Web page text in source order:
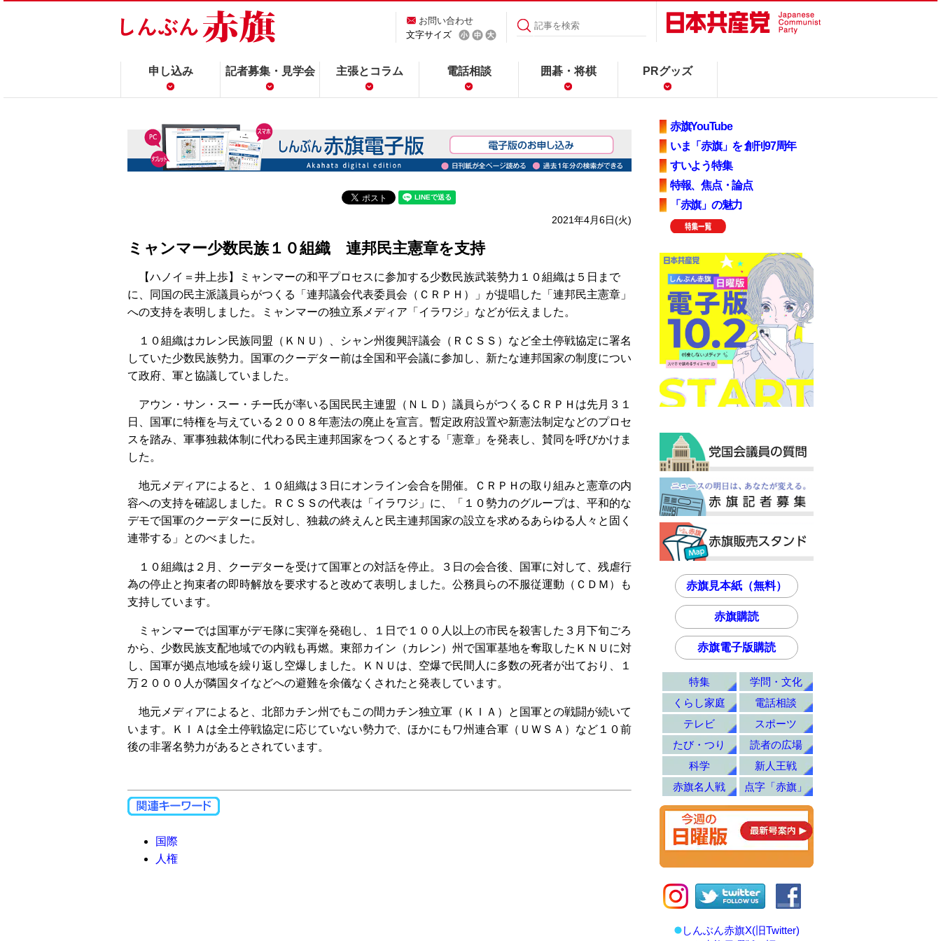
お問い合わせ
文字サイズ
申し込み 記者募集・見学会 主張とコラム 電話相談 囲碁・将棋 PRグッズ
2021年4月6日(火)
ミャンマー少数民族１０組織 連邦民主憲章を支持
【ハノイ＝井上歩】ミャンマーの和平プロセスに参加する少数民族武装勢力１０組織は５日まで
に、同国の民主派議員らがつくる「連邦議会代表委員会（ＣＲＰＨ）」が提唱した「連邦民主憲章」
への支持を表明しました。ミャンマーの独立系メディア「イラワジ」などが伝えました。
１０組織はカレン民族同盟（ＫＮＵ）、シャン州復興評議会（ＲＣＳＳ）など全土停戦協定に署名
していた少数民族勢力。国軍のクーデター前は全国和平会議に参加し、新たな連邦国家の制度につい
て政府、軍と協議していました。
アウン・サン・スー・チー氏が率いる国民民主連盟（ＮＬＤ）議員らがつくるＣＲＰＨは先月３１
日、国軍に特権を与えている２００８年憲法の廃止を宣言。暫定政府設置や新憲法制定などのプロセ
スを踏み、軍事独裁体制に代わる民主連邦国家をつくるとする「憲章」を発表し、賛同を呼びかけま
した。
地元メディアによると、１０組織は３日にオンライン会合を開催。ＣＲＰＨの取り組みと憲章の内
容への支持を確認しました。ＲＣＳＳの代表は「イラワジ」に、「１０勢力のグループは、平和的な
デモで国軍のクーデターに反対し、独裁の終えんと民主連邦国家の設立を求めるあらゆる人々と固く
連帯する」とのべました。
１０組織は２月、クーデターを受けて国軍との対話を停止。３日の会合後、国軍に対して、残虐行
為の停止と拘束者の即時解放を要求すると改めて表明しました。公務員らの不服従運動（ＣＤＭ）も
支持しています。
ミャンマーでは国軍がデモ隊に実弾を発砲し、１日で１００人以上の市民を殺害した３月下旬ごろ
から、少数民族支配地域での内戦も再燃。東部カイン（カレン）州で国軍基地を奪取したＫＮＵに対
し、国軍が拠点地域を繰り返し空爆しました。ＫＮＵは、空爆で民間人に多数の死者が出ており、１
万２０００人が隣国タイなどへの避難を余儀なくされたと発表しています。
地元メディアによると、北部カチン州でもこの間カチン独立軍（ＫＩＡ）と国軍との戦闘が続いて
います。ＫＩＡは全土停戦協定に応じていない勢力で、ほかにもワ州連合軍（ＵＷＳＡ）など１０前
後の非署名勢力があるとされています。
国際
人権
赤旗YouTube
いま「赤旗」を 創刊97周年
すいよう特集
特報、焦点・論点
「赤旗」の魅力
赤旗見本紙（無料）
赤旗購読
赤旗電子版購読
特集
学問・文化
くらし家庭
電話相談
テレビ
スポーツ
たび・つり
読者の広場
科学
新人王戦
赤旗名人戦
点字「赤旗」
しんぶん赤旗X(旧Twitter)